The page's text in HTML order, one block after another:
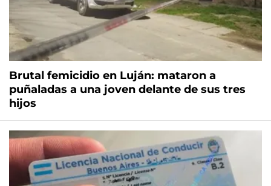
Brutal femicidio en Luján: mataron a
puñaladas a una joven delante de sus tres
hijos